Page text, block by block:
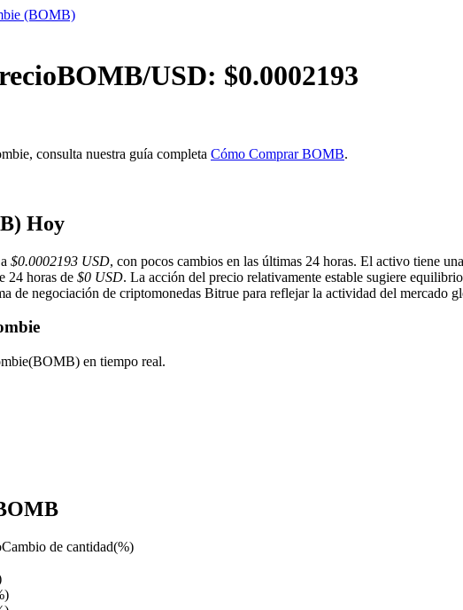
garantía
preciosos y materias primas
(BOMB)
BOMB/USD: $0.0002193
consulta nuestra guía completa Cómo Comprar BOMB.
Hoy
$0.0002193 USD, con pocos cambios en las últimas 24 horas. El activo tiene
24 horas de $0 USD. La acción del precio relativamente estable sugiere
de negociación de criptomonedas Bitrue para reflejar la actividad del mercado
en tiempo real.
Cambio de cantidad(%)